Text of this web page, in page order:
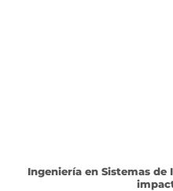
Ingeniería en Sistemas